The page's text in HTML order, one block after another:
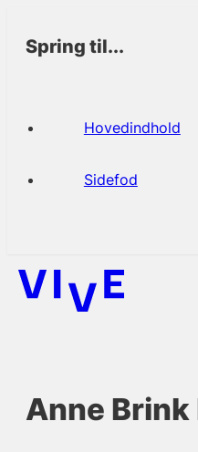
Spring til...
Hovedindhold
Sidefod
Anne Brink